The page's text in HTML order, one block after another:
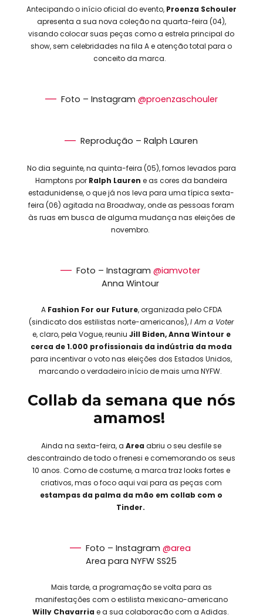
Antecipando o início oficial do evento, Proenza Schouler
apresenta a sua nova coleção na quarta-feira (04),
visando colocar suas peças como a estrela principal do
show, sem celebridades na fila A e atenção total para o
conceito da marca.
Foto – Instagram @proenzaschouler
Reprodução – Ralph Lauren
No dia seguinte, na quinta-feira (05), fomos levados para
Hamptons por Ralph Lauren e as cores da bandeira
estadunidense, o que já nos leva para uma típica sexta-
feira (06) agitada na Broadway, onde as pessoas foram
às ruas em busca de alguma mudança nas eleições de
novembro.
Foto – Instagram @iamvoter
Anna Wintour
A Fashion For our Future, organizada pelo CFDA
(sindicato dos estilistas norte-americanos),I Am a Voter
e, claro, pela Vogue, reuniu Jill Biden, Anna Wintour e
cerca de 1.000 profissionais da indústria da moda
para incentivar o voto nas eleições dos Estados Unidos,
marcando o verdadeiro início de mais uma NYFW.
Collab da semana que nós
amamos!
Ainda na sexta-feira, aArea abriu o seu desfile se
descontraindo de todo o frenesi e comemorando os seus
10 anos. Como de costume, a marca traz looks fortes e
criativos, mas o foco aqui vai para as peças com
estampas da palma da mão em collab com o
Tinder.
Foto – Instagram @area
Area para NYFW SS25
Mais tarde, a programação se volta para as
manifestações com o estilista mexicano-americano
Willy Chavarria e a sua colaboração com a Adidas.